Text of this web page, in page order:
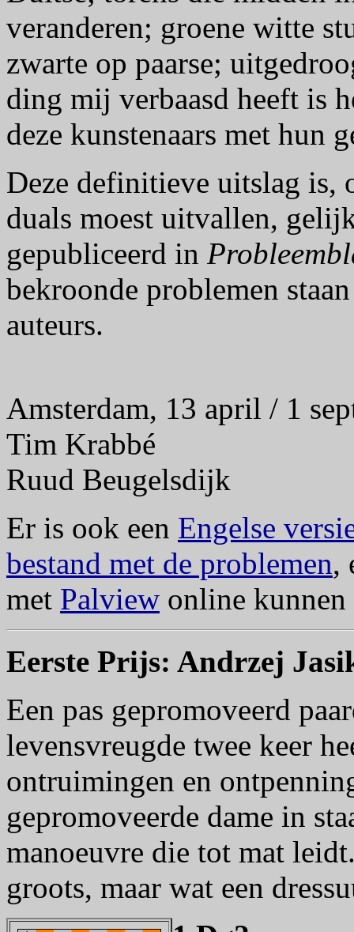
veranderen; groene witte
zwarte op paarse;
ding mij verbaasd heeft is
deze kunstenaars met hun
Deze definitieve uitslag is,
duals moest uitvallen,
gepubliceerd in
bekroonde problemen
auteurs.
Amsterdam, 13 april / 1
Tim Krabbé
Ruud Beugelsdijk
Er is ook een Engelse
bestand met de problemen,
met Palview online kunnen
Eerste Prijs: Andrzej
Een pas gepromoveerd
levensvreugde twee keer
ontruimingen en
gepromoveerde dame in
manoeuvre die tot mat
groots, maar wat een